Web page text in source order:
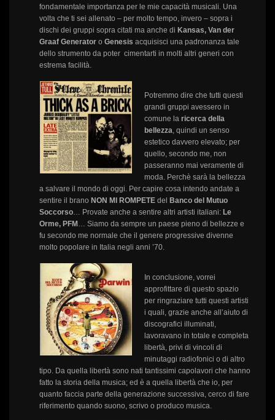
fondamentale importanza per le mie capacità musicali. Una
volta che ti sei allenato – per molto tempo, invero – sopra i
dischi dei gruppi sopra citati ma anche di Kansas, Van der
Graaf Generatoro Genesis acquisisci una padronanza tale
dello strumento da poter cimentarti in molti altri generi con
estrema facilità.
Potremmo dire che tutti questi
grandi gruppi avessero in
comune la ricerca della
bellezza , quindi un senso
estetico davvero elevato; per
quello, secondo me, non
passeranno mai veramente di
moda. Perchè sarà la bellezza
a salvare il mondo di oggi. Per capire cosa intendo andate a
sentire il brano NON MI ROMPETEdel Banco del Mutuo
Soccorso… Provate anche a sentire altri artisti italiani: Le
Orme, PFM… Siamo da sempre un paese pieno di bellezze e
fu secondo me normale che il genere progressive divenne
molto popolare in Italia negli anni ’70.
In conclusione, vorrei
approfittare di questo spazio
per ringraziare tutti questi artisti
i quali, grazie anche all’aiuto di
discografici illuminati,
lavoravano in totale e completa
libertà, privi di vincoli di
minutaggi radiofonici o di altro
tipo. Da quella libertà sono nati tantissimi capolavori che hanno
fatto la storia della musica; ed è a quella libertà che io, per
quanto faccia parte della generazione successiva, cerco di fare
riferimento quando suono, scrivo o produco musica.